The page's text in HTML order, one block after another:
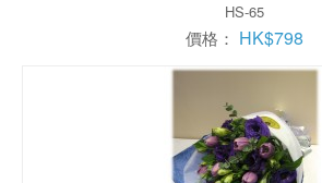
HS-65
價格： HK$798